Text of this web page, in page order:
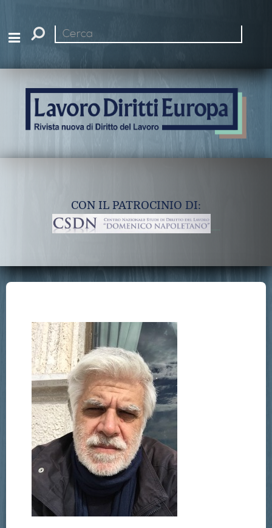
Cerca
CON IL PATROCINIO DI: